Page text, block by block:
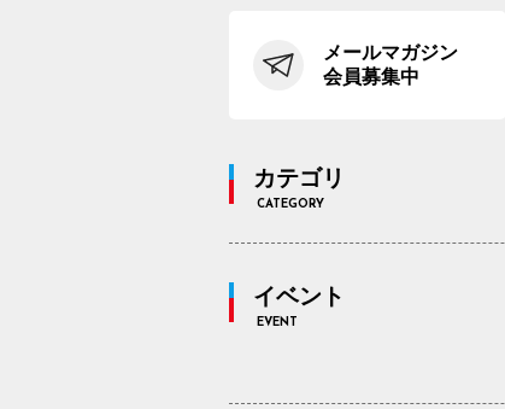
メールマガジン
会員募集中
カテゴリ
CATEGORY
イベント
EVENT